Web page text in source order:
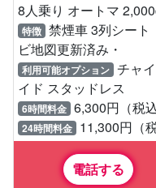
8人乗り オートマ
特徴 禁煙車 3列シート
ビ地図更新済み・
利用可能オプション チャ
イド スタッドレス
6時間料金 6,300円（税込
24時間料金 11,300円（税
電話する